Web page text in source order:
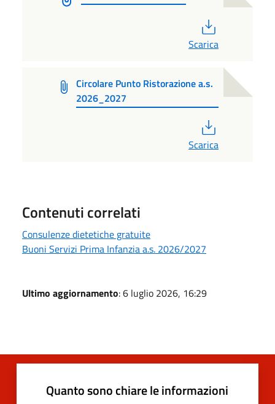
Scarica
Circolare Punto Ristorazione a.s.
2026_2027
Scarica
Contenuti correlati
Consulenze dietetiche gratuite
Buoni Servizi Prima Infanzia a.s. 2026/2027
Ultimo aggiornamento: 6 luglio 2026, 16:29
Quanto sono chiare le informazioni